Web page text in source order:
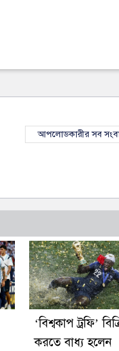
আপলোডকারীর সব
‘বিশ্বকাপ ট্রফি’
করতে বাধ্য হলেন